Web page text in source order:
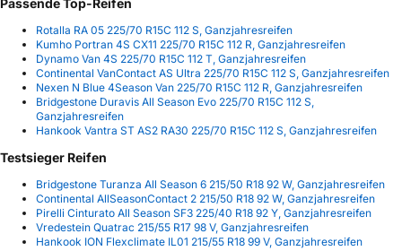
Passende Top-Reifen
Rotalla RA 05 225/70 R15C 112 S, Ganzjahresreifen
Kumho Portran 4S CX11 225/70 R15C 112 R, Ganzjahresreifen
Dynamo Van 4S 225/70 R15C 112 T, Ganzjahresreifen
Continental VanContact AS Ultra 225/70 R15C 112 S, Ganzjahresreifen
Nexen N Blue 4Season Van 225/70 R15C 112 R, Ganzjahresreifen
Bridgestone Duravis All Season Evo 225/70 R15C 112 S,
Ganzjahresreifen
Hankook Vantra ST AS2 RA30 225/70 R15C 112 S, Ganzjahresreifen
Testsieger Reifen
Bridgestone Turanza All Season 6 215/50 R18 92 W, Ganzjahresreifen
Continental AllSeasonContact 2 215/50 R18 92 W, Ganzjahresreifen
Pirelli Cinturato All Season SF3 225/40 R18 92 Y, Ganzjahresreifen
Vredestein Quatrac 215/55 R17 98 V, Ganzjahresreifen
Hankook ION Flexclimate IL01 215/55 R18 99 V, Ganzjahresreifen